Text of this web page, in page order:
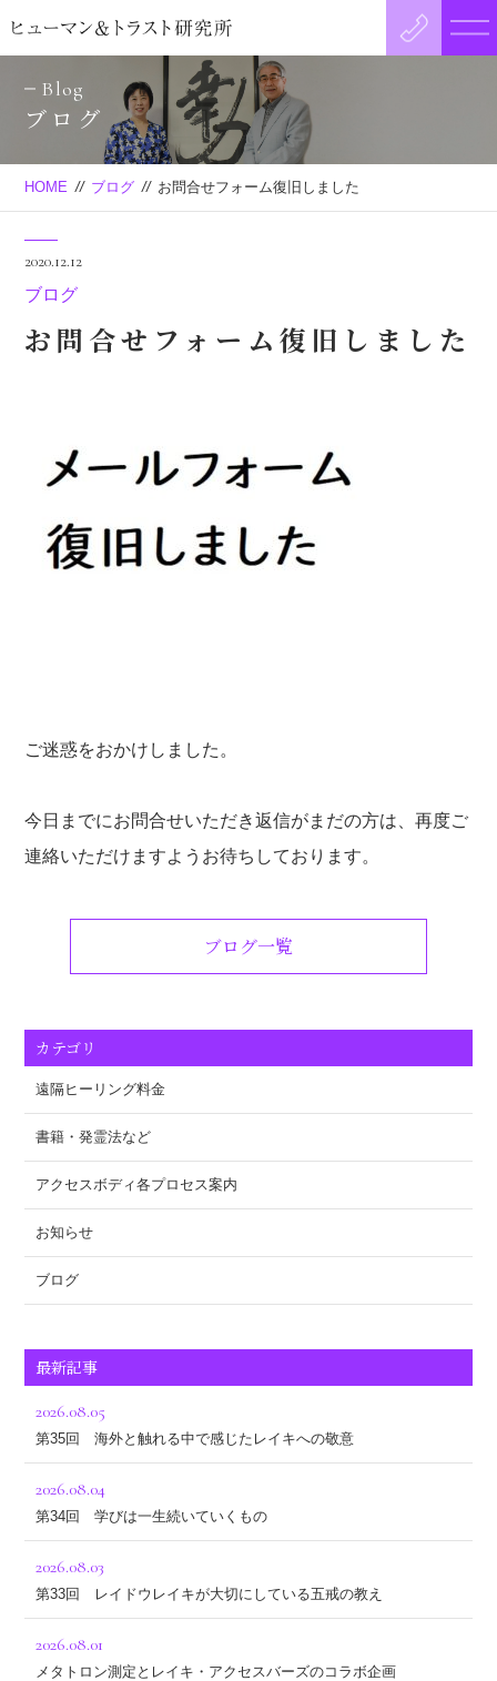
Blog
ブログ
HOME // ブログ // お問合せフォーム復旧しました
2020.12.12
ブログ
お問合せフォーム復旧しました
ご迷惑をおかけしました。
今日までにお問合せいただき返信がまだの方は、再度ご
連絡いただけますようお待ちしております。
ブログ一覧
カテゴリ
遠隔ヒーリング料金
書籍・発霊法など
アクセスボディ各プロセス案内
お知らせ
ブログ
最新記事
2026.08.05
第35回 海外と触れる中で感じたレイキへの敬意
2026.08.04
第34回 学びは一生続いていくもの
2026.08.03
第33回 レイドウレイキが大切にしている五戒の教え
2026.08.01
メタトロン測定とレイキ・アクセスバーズのコラボ企画